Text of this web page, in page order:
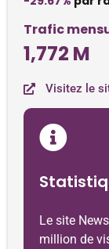
Trafic
1,772 M
Visitez le
Le site
million de